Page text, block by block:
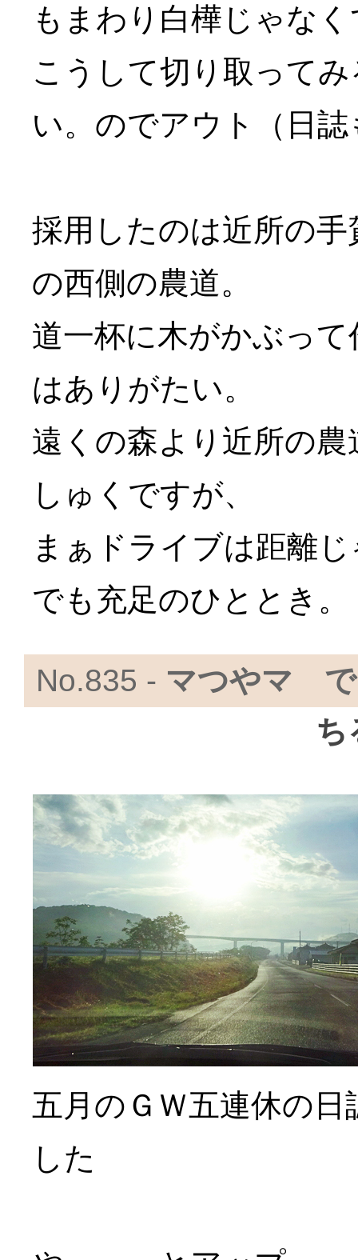
もまわり白樺じゃな
こうして切り取って
い。のでアウト（日
採用したのは近所の
の西側の農道。
道一杯に木がかぶっ
はありがたい。
遠くの森より近所の
しゅくですが、
まぁドライブは距離
でも充足のひととき。
No.835 - マつやマ
ち
五月のＧＷ五連休の
した